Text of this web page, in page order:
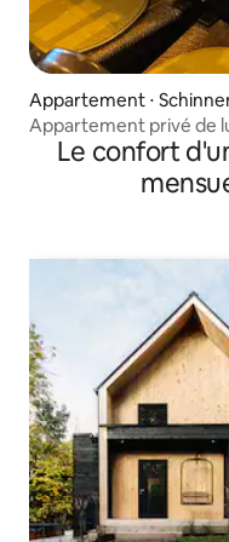
Appartement ⋅
Appartement privé de
Le confort